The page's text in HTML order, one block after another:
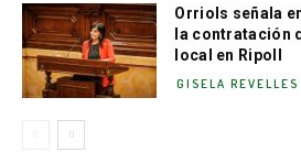
Orriols señala
la contratación
local en Ripoll
GISELA REVELLES